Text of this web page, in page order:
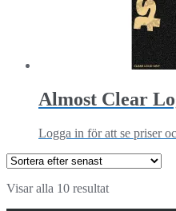
Almost Clear
Logga in för att se priser
Visar alla 10 resultat